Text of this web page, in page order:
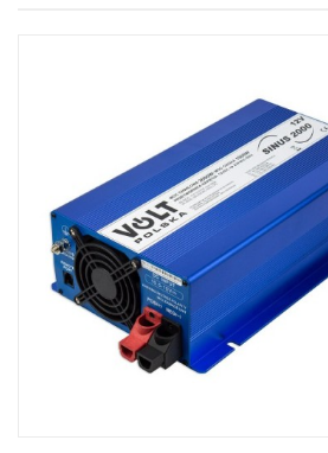
GRADINA
SCULE
ECHIPAMENTE